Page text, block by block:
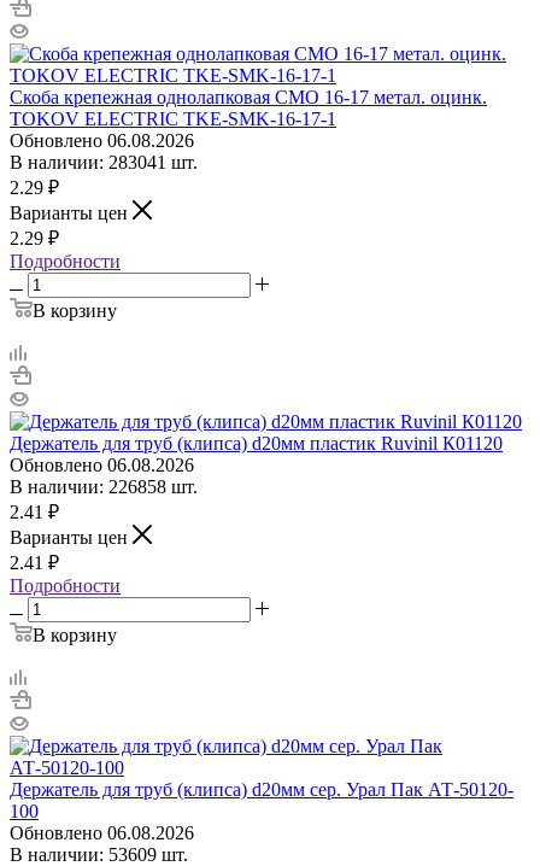
Скоба крепежная однолапковая СМО 16-17 метал. оцинк.
TOKOV ELECTRIC TKE-SMK-16-17-1
Обновлено 06.08.2026
В наличии: 283041 шт.
2.29 ₽
Варианты цен
2.29 ₽
Подробности
В корзину
Держатель для труб (клипса) d20мм пластик Ruvinil К01120
Обновлено 06.08.2026
В наличии: 226858 шт.
2.41 ₽
Варианты цен
2.41 ₽
Подробности
В корзину
Держатель для труб (клипса) d20мм сер. Урал Пак АТ-50120-
100
Обновлено 06.08.2026
В наличии: 53609 шт.